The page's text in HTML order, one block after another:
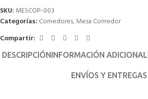
SKU: MESCOP-003
Categorías: Comedores,Mesa Comedor
Compartir:
DESCRIPCIÓNINFORMACIÓN ADICIONAL
ENVÍOS Y ENTREGAS